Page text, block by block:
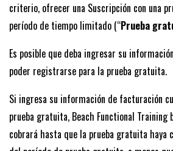
criterio, ofrecer una Suscripción con una
período de tiempo limitado (“Prueba
Es posible que deba ingresar su
poder registrarse para la prueba gratuita.
Si ingresa su información de facturación
prueba gratuita, Beach Functional Training
cobrará hasta que la prueba gratuita haya